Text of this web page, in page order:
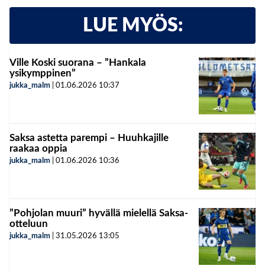
LUE MYÖS:
Ville Koski suorana – ”Hankala
ysikymppinen”
jukka_malm 01.06.2026 10:37
Saksa astetta parempi – Huuhkajille
raakaa oppia
jukka_malm 01.06.2026 10:36
”Pohjolan muuri” hyvällä mielellä Saksa-
otteluun
jukka_malm 31.05.2026 13:05